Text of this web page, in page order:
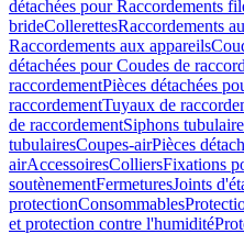
détachées pour Raccordements
brideCollerettesRaccordements
Raccordements aux appareils
détachées pour Coudes de
raccordementPièces détachées
raccordementTuyaux de
de raccordementSiphons
tubulairesCoupes-airPièces
airAccessoiresColliersFixations
soutènementFermeturesJoints
protectionConsommables
et protection contre l'humidité